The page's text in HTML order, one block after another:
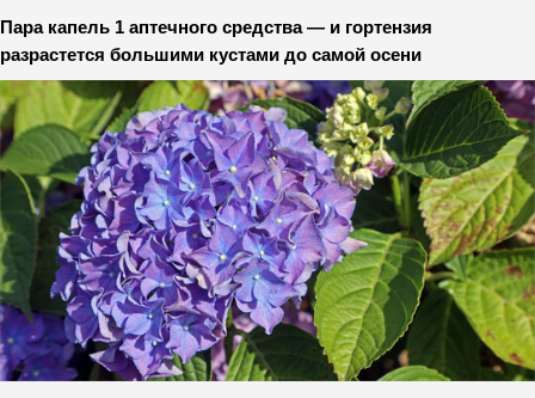
Пара капель 1 аптечного средства — и гортензия
разрастется большими кустами до самой осени